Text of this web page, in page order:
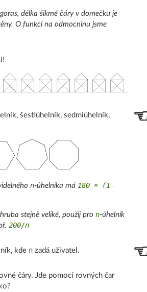
délka šikmé čáry v domečku je
O funkci na odmocninu jsme
šestiúhelník, sedmiúhelník,
n-úhelníka má 180 × (1-
stejně veliké, použij pron-úhelník
200/n
kde n zadá uživatel.
čáry. Jde pomocí rovných čar